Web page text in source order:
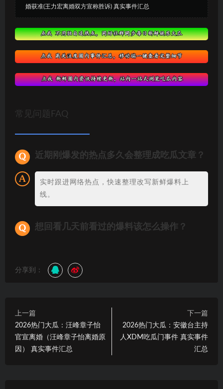
婚获准(王力宏离婚双方宣称胜诉) 真实事件汇总
常见问题FAQ
近期刚爆发的热点多久会整理成吃瓜文章？
实时跟进网络热点，快速整理改写新鲜爆料上
线。
想回看几天前看过的爆料该怎么操作？
分享到：
上一篇
2026热门大瓜：汪峰章子怡
官宣离婚（汪峰章子怡离婚原
因） 真实事件汇总
下一篇
2026热门大瓜：安徽台主持
人XDM吃瓜门事件 真实事件
汇总